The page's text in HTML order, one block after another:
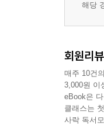
해당
회원리뷰
매주 10건
3,000원 이
eBook은
클래스는
사락 독서